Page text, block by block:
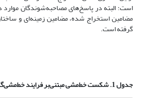
است؛ البته در پاسخ‌‌‌‌های مصاحبه‌‌‌‌شوندگان
مضامین استخراج شده، مضامین زمینه‌ای و
گرفته است.
جدول 1. شکست‌ خط‌مشی مبتنی‌بر فرایند خط‌مشی